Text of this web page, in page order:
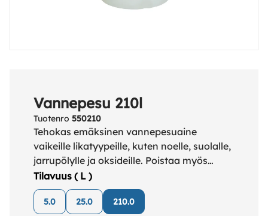
Vannepesu 210l
Tuotenro 550210
Tehokas emäksinen vannepesuaine
vaikeille likatyypeille, kuten noelle, suolalle,
jarrupölylle ja oksideille. Poistaa myös
öljypitoisen lian ja rasvan.
Tilavuus ( L )
5.0 25.0 210.0